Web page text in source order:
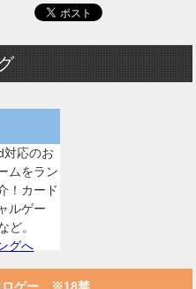
対応のお
ムをラン
！カード
ルゲー
ど。
グへ
ロゲー ※18禁